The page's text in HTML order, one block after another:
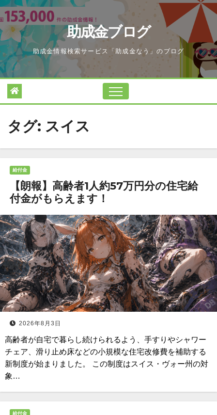
Skip
to
content
助成金ブログ
助成金情報検索サービス「助成金なう」のブログ
タグ: スイス
給付金
【朗報】高齢者1人約57万円分の住宅給
付金がもらえます！
2026年8月3日
高齢者が自宅で暮らし続けられるよう、手すりやシャワー
チェア、滑り止め床などの小規模な住宅改修費を補助する
新制度が始まりました。 この制度はスイス・ヴォー州の対
象…
給付金